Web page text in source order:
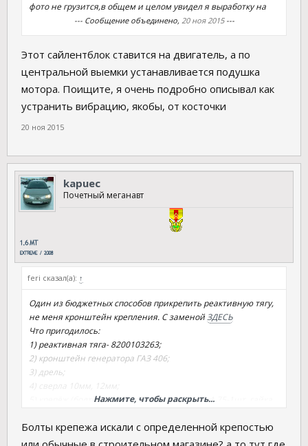
фото не грузится,в общем и целом увидел я выработку на
--- Сообщение объединено, 20 ноя 2015---
Этот сайлентблок ставится на двигатель, а по
центральной выемки устанавливается подушка
мотора. Поищите, я очень подробно описывал как
устранить вибрацию, якобы, от косточки
20 ноя 2015
kapuec
Почетный меганавт
feri сказал(а): ↑
Один из бюджетных способов прикрепить реактивную тягу,
не меня кронштейн крепления. С заменойЗДЕСЬ
Что пригодилось:
1) реактивная тяга- 8200103263;
2) кронштейн генератора ГАЗ 406;
3) дрель;
4) сверла 10мм, 12мм;
5) крепёж (болты- 12х80х1,75- 1шт и 12х100х1.75-1шт, гайка
наружный-максимальный в магазине)- 10шт;
6)головка на 19 и 16
Нажмите, чтобы раскрыть...
Болты крепежа искали с определенной крепостью